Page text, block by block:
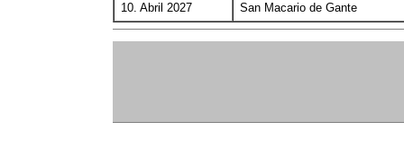
10. Abril 2027 San Macario de Gante